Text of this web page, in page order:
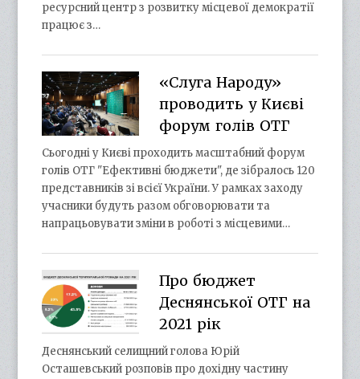
ресурсний центр з розвитку місцевої демократії
працює з…
«Слуга Народу»
проводить у Києві
форум голів ОТГ
Сьогодні у Києві проходить масштабний форум
голів ОТГ "Ефективні бюджети", де зібралось 120
представників зі всієї України. У рамках заходу
учасники будуть разом обговорювати та
напрацьовувати зміни в роботі з місцевими…
Про бюджет
Деснянської ОТГ на
2021 рік
Деснянський селищний голова Юрій
Осташевський розповів про дохідну частину